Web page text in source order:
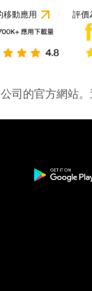
移動應用 評價
司的官方網站